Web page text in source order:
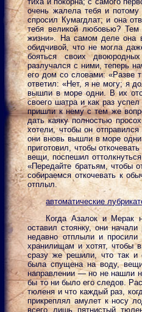
очень жалела тебя и
спросил Кумагдлат; и она
тебя великой любовью? Тем
жизни». На самом деле она
обидчивой, что не могла
бояться своих
разлучался с ними, теперь
его дом со словами: «Разве
ответил: «Нет, я не могу; я
вышли в море одни. В их
своего шатра и как раз
пришли к нему с тем же
дать каяку полностью
хотели, чтобы он
они вновь вышли в море
приготовил, чтобы
вещи, поспешил
«Передайте братьям, чтобы
собираемся откочевать к
отплыл.
автоматические
Когда Азалок и Мерак
оставил стоянку, они
недавно отплыли и
хранилищам и хотят, чтобы
сразу же решили, что так
была спущена на воду,
направлении — но не нашли
бы то ни было его следов.
тюленя и что каждый раз,
прикреплял амулет к носу
всего лишь пятнистый